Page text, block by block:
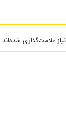
علامت‌گذاری شده‌اند